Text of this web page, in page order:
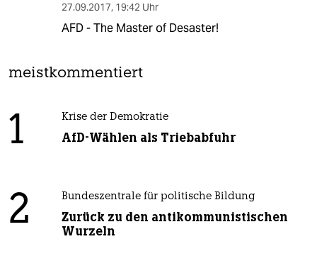
27.09.2017, 19:42 Uhr
AFD - The Master of Desaster!
meistkommentiert
1 Krise der Demokratie
AfD-Wählen als Triebabfuhr
2 Bundeszentrale für politische Bildung
Zurück zu den antikommunistischen
Wurzeln